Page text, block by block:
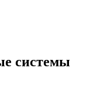
системы